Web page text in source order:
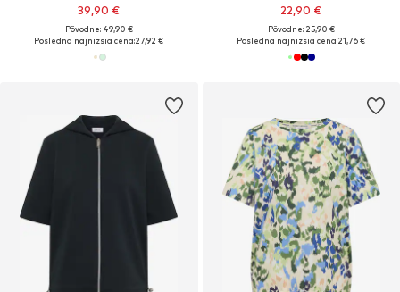
39,90 €
Pôvodne: 49,90 €
Posledná najnižšia cena:27,92 €
22,90 €
Pôvodne: 25,90 €
Posledná najnižšia cena:21,76 €